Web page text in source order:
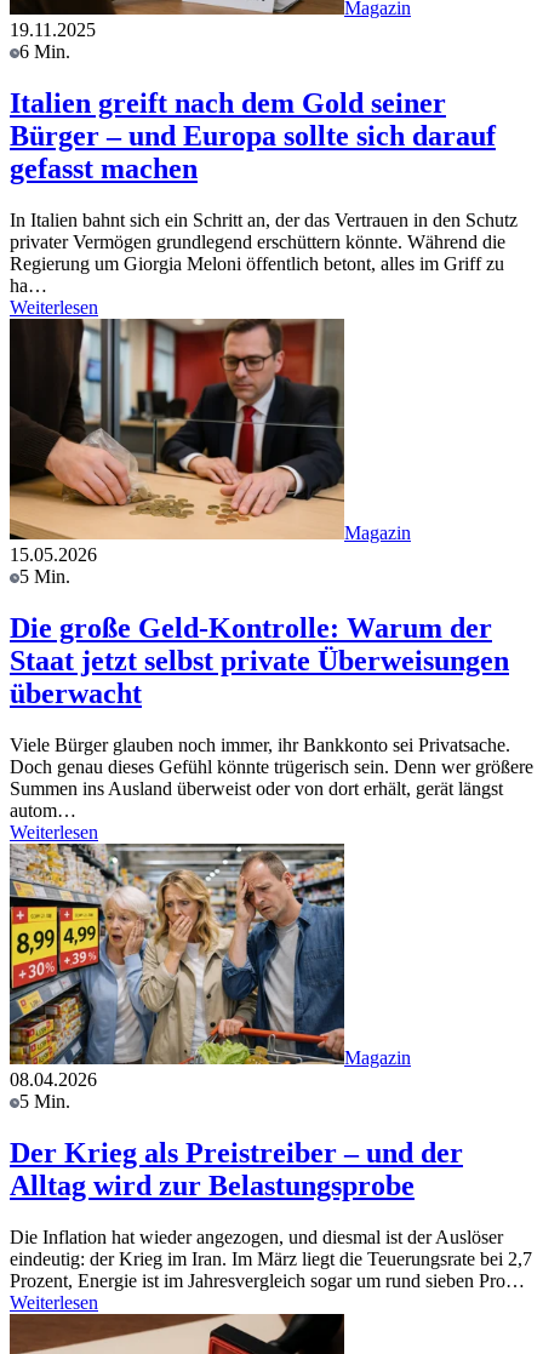
Magazin
19.11.2025
6 Min.
Italien greift nach dem Gold seiner
Bürger – und Europa sollte sich darauf
gefasst machen
In Italien bahnt sich ein Schritt an, der das Vertrauen in den Schutz
privater Vermögen grundlegend erschüttern könnte. Während die
Regierung um Giorgia Meloni öffentlich betont, alles im Griff zu
ha…
Weiterlesen
Magazin
15.05.2026
5 Min.
Die große Geld-Kontrolle: Warum der
Staat jetzt selbst private Überweisungen
überwacht
Viele Bürger glauben noch immer, ihr Bankkonto sei Privatsache.
Doch genau dieses Gefühl könnte trügerisch sein. Denn wer größere
Summen ins Ausland überweist oder von dort erhält, gerät längst
autom…
Weiterlesen
Magazin
08.04.2026
5 Min.
Der Krieg als Preistreiber – und der
Alltag wird zur Belastungsprobe
Die Inflation hat wieder angezogen, und diesmal ist der Auslöser
eindeutig: der Krieg im Iran. Im März liegt die Teuerungsrate bei 2,7
Prozent, Energie ist im Jahresvergleich sogar um rund sieben Pro…
Weiterlesen